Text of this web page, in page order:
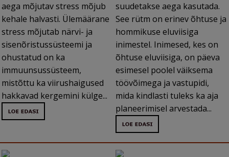
aega mõjutav stress mõjub
kehale halvasti. Ülemäärane
stress mõjutab närvi- ja
sisenõristussüsteemi ja
ohustatud on ka
immuunsussüsteem,
mistõttu ka viirushaigused
hakkavad kergemini külge...
suudetakse aega kasutada.
See rütm on erinev õhtuse ja
hommikuse eluviisiga
inimestel. Inimesed, kes on
õhtuse eluviisiga, on päeva
esimesel poolel väiksema
töövõimega ja vastupidi,
mida kindlasti tuleks ka aja
planeerimisel arvestada...